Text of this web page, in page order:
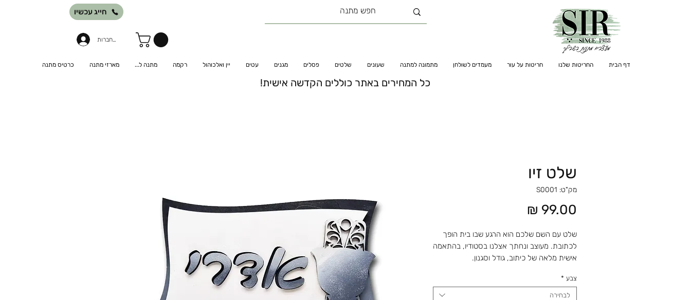
חייג עכשיו
להתחברות
דף הבית החריטות שלנו חריטות על עור מעמדים לשולחן מתמונה למתנה שעונים שלטים פסלים מגנים עטים יין ואלכוהול רקמה מתנה ל... מארזי מתנה כרטיס מתנה
כל המחירים באתר כוללים הקדשה אישית!
שלט זיו
מק"ט: S0001
שלט עם השם שלכם הוא הרגע שבו בית הופך
לכתובת. מעוצב ונחתך אצלנו בסטודיו, בהתאמה
אישית מלאה של כיתוב, גודל וסגנון.
גודל 24 ס"מ/ 16 ס"מ
מהחנות והסטודיו שלנו ברוטשילד 1, ראשון לציון,
צבע *
לבחירה